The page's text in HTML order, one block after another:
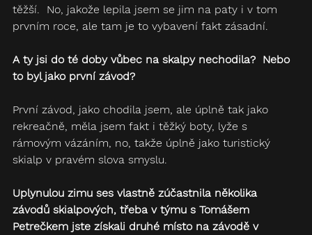
těžší.  No, jakože lepila jsem se jim na paty i v tom
prvním roce, ale tam je to vybavení fakt zásadní.
A ty jsi do té doby vůbec na skalpy nechodila?  Nebo
to byl jako první závod?
První závod, jako chodila jsem, ale úplně tak jako
rekreačně, měla jsem fakt i těžký boty, lyže s
rámovým vázáním, no, takže úplně jako turistický
skialp v pravém slova smyslu.
Uplynulou zimu ses vlastně zúčastnila několika
závodů skialpových, třeba v týmu s Tomášem
Petrečkem jste získali druhé místo na závodě v